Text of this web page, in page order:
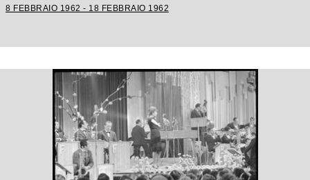
8 FEBBRAIO 1962 - 18 FEBBRAIO 1962